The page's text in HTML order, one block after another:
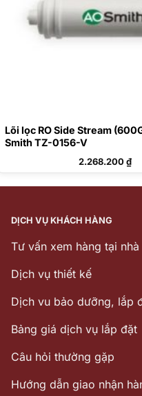
Lõi lọc RO Side Stream
Smith TZ-0156-V
2.268.200₫
DỊCH VỤ KHÁCH HÀNG
Tư vấn xem hàng tại nhà
Dịch vụ thiết kế
Dịch vu bảo dưỡng, lắp
Bảng giá dịch vụ lắp đặt
Câu hỏi thường gặp
Hướng dẫn giao nhận